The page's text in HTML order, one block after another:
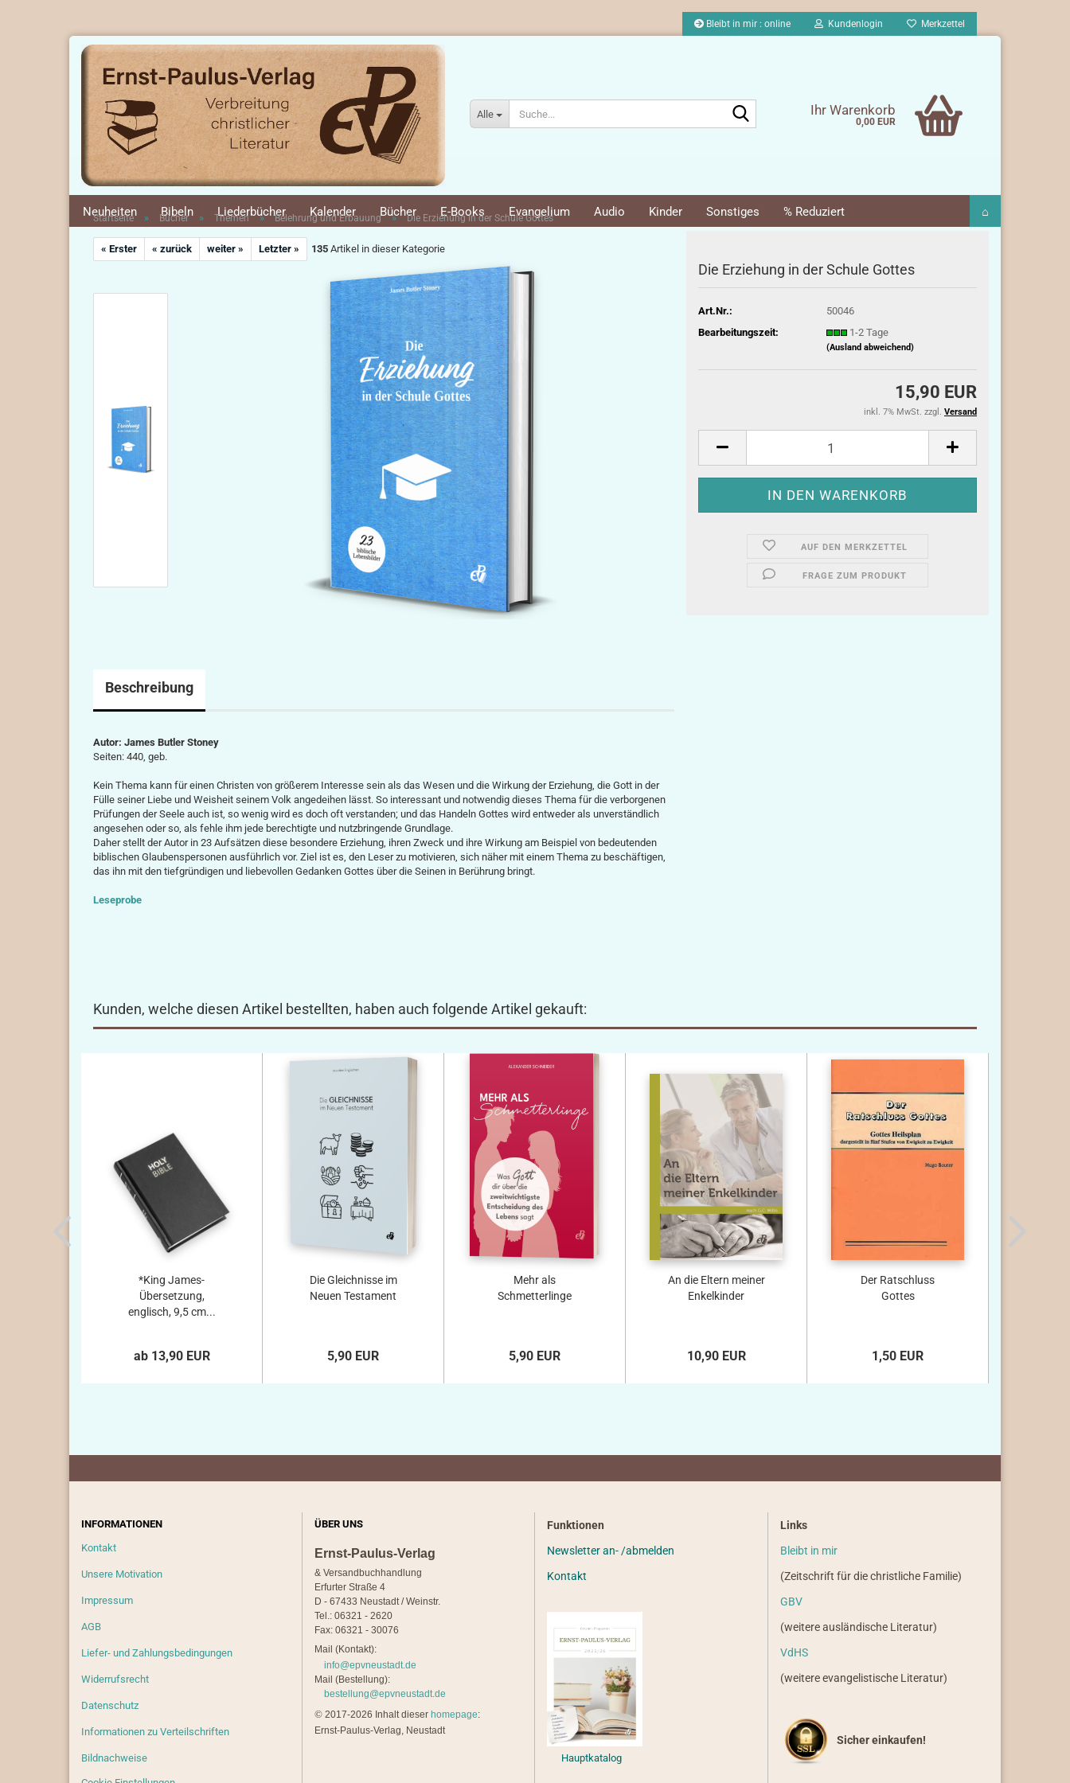
Bleibt in mir : online Kundenlogin Merkzettel
Alle Ihr Warenkorb
0,00 EUR
Neuheiten Bibeln Liederbücher Kalender Bücher E-Books Evangelium Audio Kinder Sonstiges % Reduziert ⌂
Startseite » Bücher » Themen » Belehrung und Erbauung » Die Erziehung in der Schule Gottes
« Erster « zurück weiter » Letzter » 135 Artikel in dieser Kategorie
Die Erziehung in der Schule Gottes
Art.Nr.:
50046
Bearbeitungszeit:
1-2 Tage
(Ausland abweichend)
15,90 EUR
inkl. 7% MwSt. zzgl. Versand
AUF DEN MERKZETTEL
FRAGE ZUM PRODUKT
Beschreibung
Autor: James Butler Stoney
Seiten: 440, geb.
Kein Thema kann für einen Christen von größerem Interesse sein als das Wesen und die Wirkung der Erziehung, die Gott in der
Fülle seiner Liebe und Weisheit seinem Volk ange­deihen lässt. So interessant und notwendig dieses Thema für die verborgenen
Prüfungen der Seele auch ist, so wenig wird es doch oft verstanden; und das Handeln Gottes wird entwe­der als unverständlich
angesehen oder so, als fehle ihm jede berechtigte und nutzbringende Grundlage.
Daher stellt der Autor in 23 Aufsätzen diese besondere Erziehung, ihren Zweck und ihre Wirkung am Beispiel von bedeutenden
biblischen Glaubenspersonen aus­führ­lich vor. Ziel ist es, den Leser zu motivieren, sich näher mit einem Thema zu beschäftigen,
das ihn mit den tiefgründigen und liebevollen Gedanken Gottes über die Seinen in Berührung bringt.
Leseprobe
Kunden, welche diesen Artikel bestellten, haben auch folgende Artikel gekauft:
*King James-
Übersetzung,
englisch, 9,5 cm...
ab 13,90 EUR
Die Gleichnisse im
Neuen Testament
5,90 EUR
Mehr als
Schmetterlinge
5,90 EUR
An die Eltern meiner
Enkelkinder
10,90 EUR
Der Ratschluss
Gottes
1,50 EUR
INFORMATIONEN
Kontakt
Unsere Motivation
Impressum
AGB
Liefer- und Zahlungsbedingungen
Widerrufsrecht
Datenschutz
Informationen zu Verteilschriften
Bildnachweise
ÜBER UNS
Ernst-Paulus-Verlag
& Versandbuchhandlung
Erfurter Straße 4
D - 67433 Neustadt / Weinstr.
Tel.: 06321 - 2620
Fax: 06321 - 30076
Mail (Kontakt):
info@epvneustadt.de
Mail (Bestellung):
bestellung@epvneustadt.de
© 2017-2026 Inhalt dieser homepage:
Ernst-Paulus-Verlag, Neustadt
Funktionen
Newsletter an- /abmelden
Kontakt
Hauptkatalog
Links
Bleibt in mir
(Zeitschrift für die christliche Familie)
GBV
(weitere ausländische Literatur)
VdHS
(weitere evangelistische Literatur)
Sicher einkaufen!